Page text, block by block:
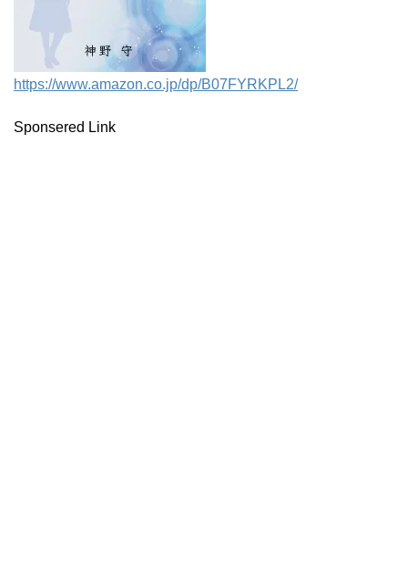
https://www.amazon.co.jp/dp/B07FYRKPL2/
Sponsered Link